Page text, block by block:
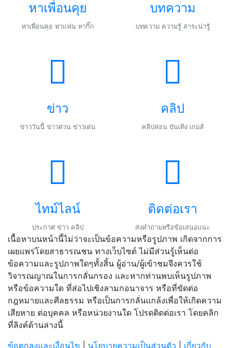
หาเพื่อนคุย
หาเพื่อนคุย หาแฟน หากิ๊ก
บทความ
บทความ ความรู้ สาระน่ารู้
ข่าว
ข่าววันนี้ ข่าวด่วน ข่าวเด่น
คลิป
คลิปสอน บันเทิง เกมส์
ไทม์ไลน์
ประกาศ ข่าว คลิป
ติดต่อเรา
ส่งคำถามหรือข้อเสนอแนะ
เนื้อหาบนหน้านี้ไม่ว่าจะเป็นข้อความหรือรูปภาพ เกิดจากการ
เผยแพร่โดยสาธารณชน ทางเว็บไซต์ ไม่มีส่วนรู้เห็นต่อ
ข้อความและรูปภาพใดๆทั้งสิ้น ผู้อ่าน/ผู้เข้าชมจึงควรใช้
วิจารณญาณในการกลั่นกรอง และหากท่านพบเห็นรูปภาพ
หรือข้อความใด ที่ส่อไปเชิงลามกอนาจาร หรือที่ขัดต่อ
กฎหมายและศีลธรรม หรือเป็นการกลั่นแกล้งเพื่อให้เกิดความ
เสียหาย ต่อบุคคล หรือหน่วยงานใด โปรดติดต่อเรา โดยคลิก
ที่ลิงค์ด้านล่างนี้
ข้อตกลงและเงื่อนไข
นโยบายความเป็นส่วนตัว เกี่ยวกับ